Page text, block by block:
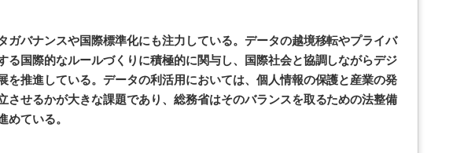
ガバナンスや国際標準化にも注力している。データの越境移転やプライバ
る国際的なルールづくりに積極的に関与し、国際社会と協調しながらデジ
を推進している。データの利活用においては、個人情報の保護と産業の発
させるかが大きな課題であり、総務省はそのバランスを取るための法整備
めている。